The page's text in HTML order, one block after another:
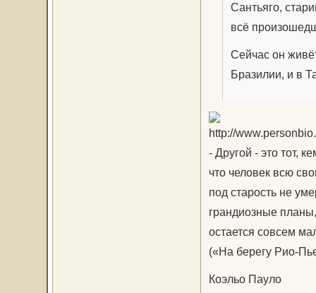
Сантьяго,
всё
Сейчас он
Бразилии, и в
- Другой - это тот,
что человек всю
под старость не
грандиозные
остается совсем
(«На берегу Рио-
Коэльо Пауло